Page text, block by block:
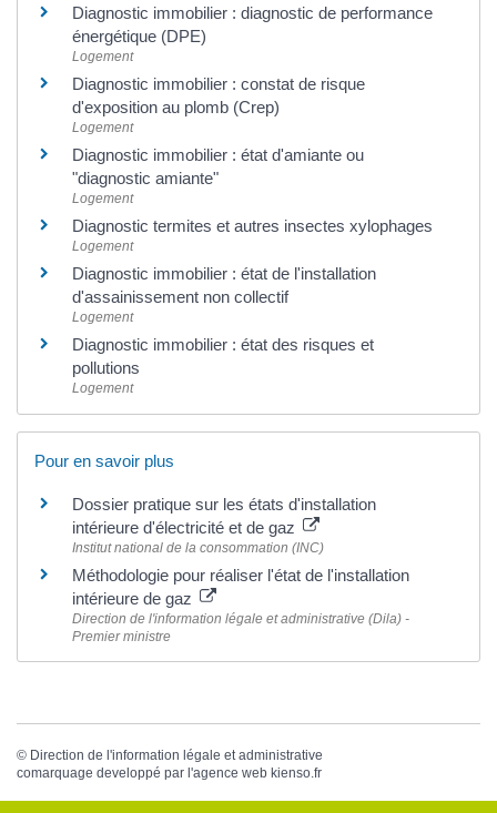
Diagnostic immobilier : diagnostic de performance
énergétique (DPE)
Logement
Diagnostic immobilier : constat de risque
d'exposition au plomb (Crep)
Logement
Diagnostic immobilier : état d'amiante ou
"diagnostic amiante"
Logement
Diagnostic termites et autres insectes xylophages
Logement
Diagnostic immobilier : état de l'installation
d'assainissement non collectif
Logement
Diagnostic immobilier : état des risques et
pollutions
Logement
Pour en savoir plus
Dossier pratique sur les états d'installation
intérieure d'électricité et de gaz
Institut national de la consommation (INC)
Méthodologie pour réaliser l'état de l'installation
intérieure de gaz
Direction de l'information légale et administrative (Dila) -
Premier ministre
© Direction de l'information légale et administrative
comarquage developpé par l'agence web kienso.fr